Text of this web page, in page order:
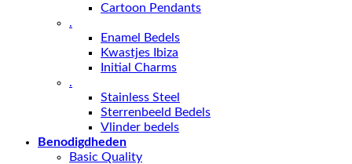
Cartoon Pendants
.
Enamel Bedels
Kwastjes Ibiza
Initial Charms
.
Stainless Steel
Sterrenbeeld Bedels
Vlinder bedels
Benodigdheden
Basic Quality